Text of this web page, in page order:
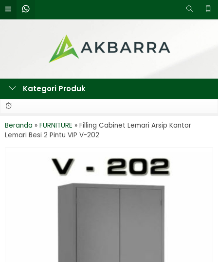
Kategori Produk
Beranda » FURNITURE » Filling Cabinet Lemari Arsip Kantor
Lemari Besi 2 Pintu VIP V-202